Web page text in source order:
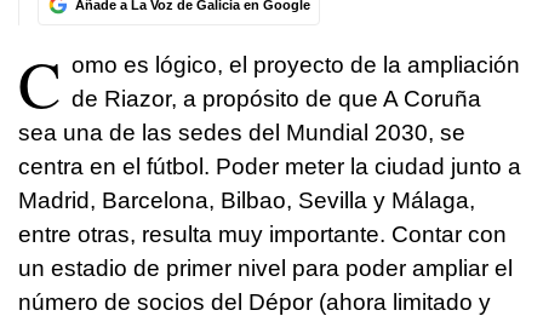
Añade a La Voz de Galicia en Google
C omo es lógico, el proyecto de la ampliación
de Riazor, a propósito de que A Coruña
sea una de las sedes del Mundial 2030, se
centra en el fútbol. Poder meter la ciudad junto a
Madrid, Barcelona, Bilbao, Sevilla y Málaga,
entre otras, resulta muy importante. Contar con
un estadio de primer nivel para poder ampliar el
número de socios del Dépor (ahora limitado y